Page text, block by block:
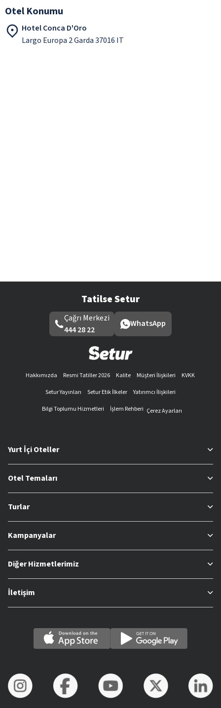
Otel Konumu
Hotel Conca D'Oro
Largo Europa 2 Garda 37016 IT
Tatilse Setur
Çağrı Merkezi
444 28 22
WhatsApp
Hakkımızda Resmi Tatiller 2026 Kalite Müşteri İlişkileri
KVKK
Setur Yayınları
Setur Etik İlkeler
Yatırımcı İlişkileri
Bilgi Toplumu Hizmetleri
İşlem Rehberi Çerez Ayarları
Yurt İçi Oteller
Otel Temaları
Turlar
Kampanyalar
Diğer Hizmetlerimiz
İletişim